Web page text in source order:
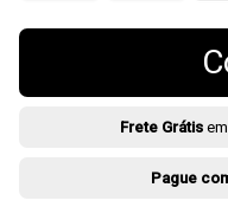
Frete Grátisem
Pague